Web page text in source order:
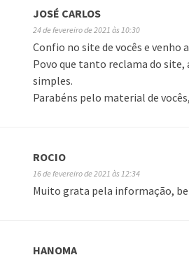
JOSÉ CARLOS
24 de fevereiro de 2021 às 10:30
Confio no site de vocês e venho
Povo que tanto reclama do site,
simples.
Parabéns pelo material de
ROCIO
16 de fevereiro de 2021 às 12:34
Muito grata pela informação,
HANOMA